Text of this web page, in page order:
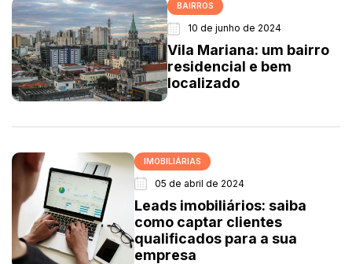
BAIRROS
10 de junho de 2024
Vila Mariana: um bairro
residencial e bem
localizado
IMOBILIÁRIAS
05 de abril de 2024
Leads imobiliários: saiba
como captar clientes
qualificados para a sua
empresa